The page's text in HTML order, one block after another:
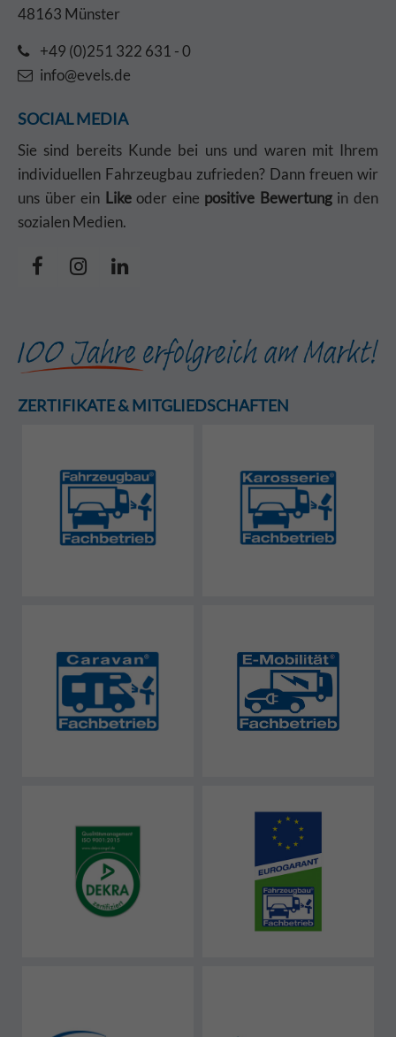
48163 Münster
+49 (0)251 322 631 - 0
info@evels.de
SOCIAL MEDIA
Sie sind bereits Kunde bei uns und waren mit Ihrem
individuellen Fahrzeugbau zufrieden? Dann freuen wir
uns über ein Likeoder eine positive Bewertungin den
sozialen Medien.
ZERTIFIKATE & MITGLIEDSCHAFTEN